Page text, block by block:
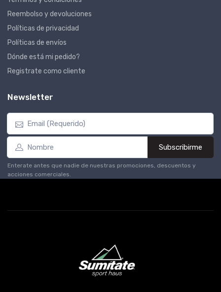
Reembolso y devoluciones
Políticas de privacidad
Políticas de envíos
Dónde está mi pedido?
Registrate como cliente
Newsletter
Subscribirme
Enterate antes que nadie de nuestras promociones, descuentos y
acciones comerciales.